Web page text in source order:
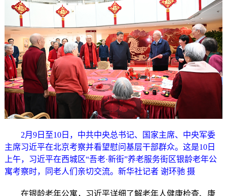
2月9日至10日，中共中央总书记、国家主席、中央军委
主席习近平在北京考察并看望慰问基层干部群众。这是10日
上午，习近平在西城区“吾老·新街”养老服务街区银龄老年公
寓考察时，同老人们亲切交流。新华社记者 谢环驰 摄
在银龄老年公寓，习近平详细了解老年人健康检查、康